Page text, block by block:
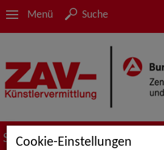
Menü Suche
Suche nach Künstler*innen
Cookie-Einstellungen